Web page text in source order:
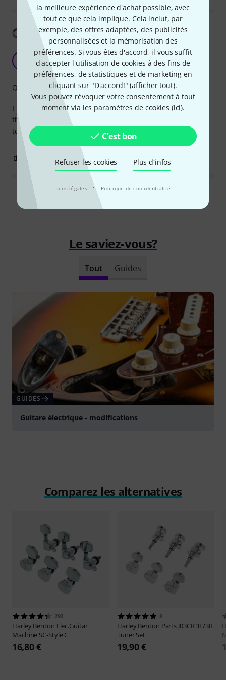
la meilleure expérience d'achat possible, avec
tout ce que cela implique. Cela inclut, par
exemple, des offres adaptées, des publicités
personnalisées et la mémorisation des
préférences. Si vous êtes d'accord, il vous suffit
d'accepter l'utilisation de cookies à des fins de
préférences, de statistiques et de marketing en
cliquant sur "D'accord!" (afficher tout).
Vous pouvez révoquer votre consentement à tout
moment via les paramètres de cookies (ici).
C'est bon
Refuser les cookies Plus d´infos
Infos légales · Politique de confidentialité
Afficher la traduction
Quality fit
Lar1 19.12.2025
I have a 30+ year old Epiphone SG special and couldn't find
the correct 8.8mm F type machine heads locally but thanks
to thomann I'll have my SG cranked up to 11 tonight 😁
Qualité de fabrication
Lire toutes les évaluations
Le saviez-vous?
Tout Guides
GUIDES
Guitare électrique - modifications
Comparez les alternatives
290
Harley Benton Elec.Guitar
Machine SC-Style C
16,80 €
8
Harley Benton Parts J03CR 3L/3R
Tuner Set
19,90 €